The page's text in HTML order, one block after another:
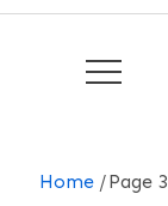
Home Page 3